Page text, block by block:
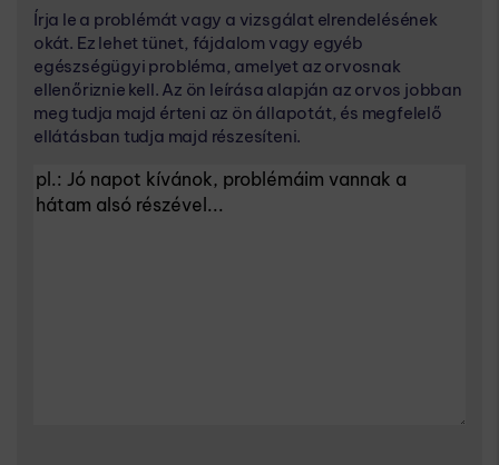
Írja le a problémát vagy a vizsgálat elrendelésének
okát. Ez lehet tünet, fájdalom vagy egyéb
egészségügyi probléma, amelyet az orvosnak
ellenőriznie kell. Az ön leírása alapján az orvos jobban
meg tudja majd érteni az ön állapotát, és megfelelő
ellátásban tudja majd részesíteni.